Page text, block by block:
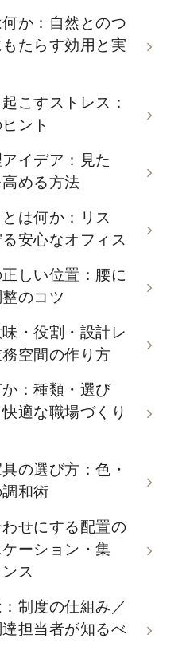
か：自然とのつ
たらす効用と実
こすストレス：
ント
イデア：見た
める方法
は何か：リス
安心なオフィス
しい位置：腰に
のコツ
・役割・設計レ
空間の作り方
：種類・選び
適な職場づくり
の選び方：色・
和術
せにする配置の
ーション・集
ス
制度の仕組み／
担当者が知るべ